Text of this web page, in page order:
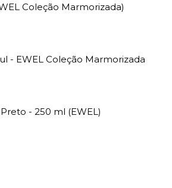
Coleção Marmorizada)
- EWEL Coleção Marmorizada
- 250 ml (EWEL)